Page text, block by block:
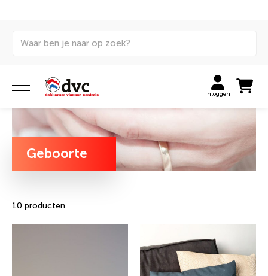
Inloggen
Geboorte
10 producten